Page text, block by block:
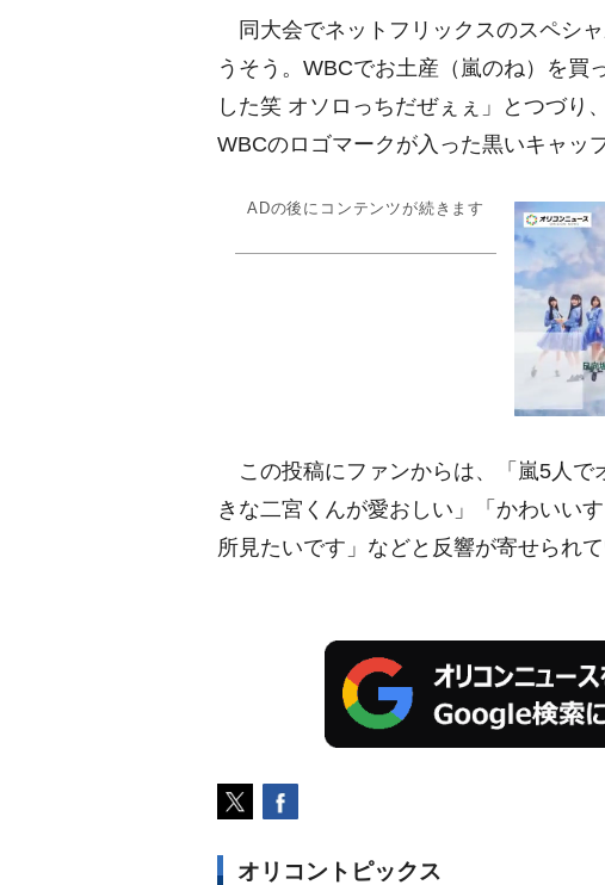
同大会でネットフリックスのスペシ
うそう。WBCでお土産（嵐のね）を買
した笑 オソロっちだぜぇぇ」とつづり
WBCのロゴマークが入った黒いキャッ
ADの後にコンテンツが続きます
この投稿にファンからは、「嵐5人で
きな二宮くんが愛おしい」「かわいい
所見たいです」などと反響が寄せられて
オリコントピックス